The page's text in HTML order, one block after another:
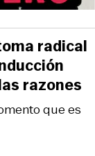
que es
radical
razones